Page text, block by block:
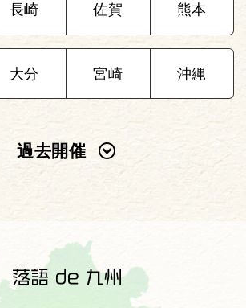
長崎 佐賀 熊本
大分 宮崎 沖縄
過去開催
2022年